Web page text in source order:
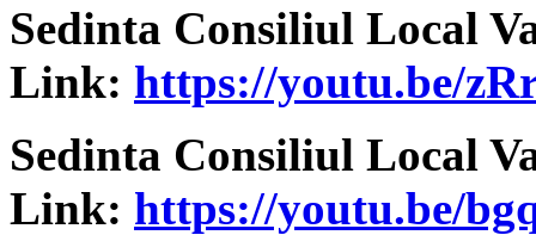
Sedinta Consiliul Local
Link: https://youtu.be/
Sedinta Consiliul Local
Link: https://youtu.be/